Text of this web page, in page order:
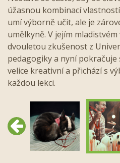
úžasnou kombinací
umí výborně učit, ale je
umělkyně. V jejím
dvouletou zkušenost z
pedagogiky a nyní pokračuje
velice kreativní a přichází s
každou lekci.
Předchozí